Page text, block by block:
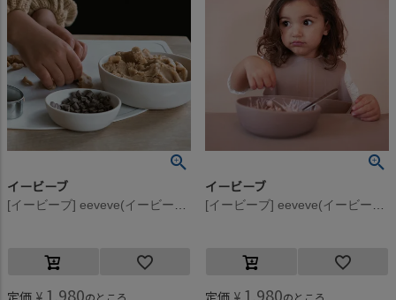
イービーブ
[イービーブ] eeveve(イービーブ) Marble シリコンボウル L Autumn Gold
1,980
イービーブ
[イービーブ] eeveve(イービーブ) Marble シリコンボウル L Powder Blush
1,980